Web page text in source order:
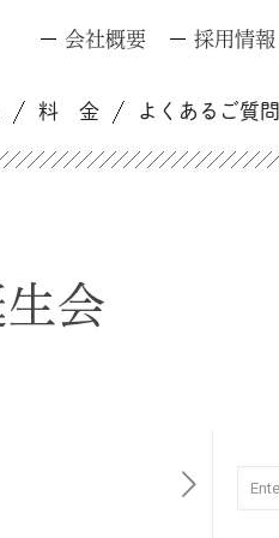
会社概要 採用情報
料 金 よくあるご質問
会